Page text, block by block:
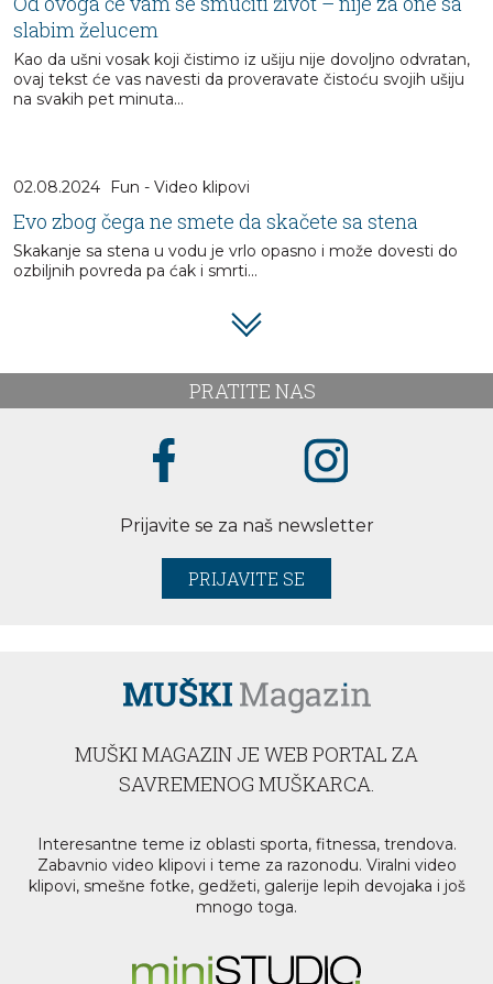
slabim želucem
Kao da ušni vosak koji čistimo iz ušiju nije dovoljno odvratan,
ovaj tekst će vas navesti da proveravate čistoću svojih ušiju
na svakih pet minuta…
02.08.2024 Fun - Video klipovi
Evo zbog čega ne smete da skačete sa stena
Skakanje sa stena u vodu je vrlo opasno i može dovesti do
ozbiljnih povreda pa ćak i smrti...
PRATITE NAS
Prijavite se za naš newsletter
PRIJAVITE SE
MUŠKI MAGAZIN JE WEB PORTAL ZA
SAVREMENOG MUŠKARCA.
Interesantne teme iz oblasti sporta, fitnessa, trendova.
Zabavnio video klipovi i teme za razonodu. Viralni video
klipovi, smešne fotke, gedžeti, galerije lepih devojaka i još
mnogo toga.